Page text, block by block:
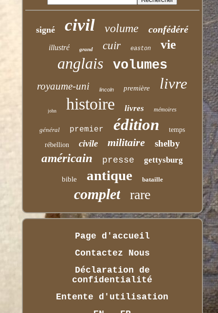
signé civil volume confédéré
illustré grand cuir easton vie
anglais volumes
royaume-uni lincoln première livre
john histoire livres mémoires
général premier édition temps
rébellion civile militaire shelby
américain presse gettysburg
bible antique bataille
complet rare
Page d'accueil
Contactez Nous
Déclaration de
confidentialité
Entente d'utilisation